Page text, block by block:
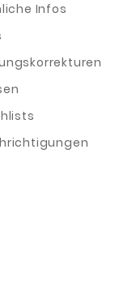
Infos